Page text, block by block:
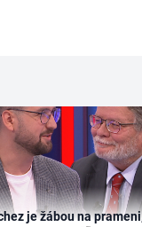
je žábou na